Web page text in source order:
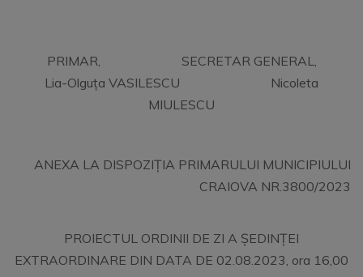
PRIMAR, SECRETAR GENERAL,
Lia-Olguța VASILESCU Nicoleta
MIULESCU
ANEXA LA DISPOZIȚIA PRIMARULUI MUNICIPIULUI
CRAIOVA NR.3800/2023
PROIECTUL ORDINII DE ZI A ȘEDINȚEI
EXTRAORDINARE DIN DATA DE 02.08.2023, ora 16,00